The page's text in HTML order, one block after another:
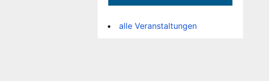
alle Veranstaltungen